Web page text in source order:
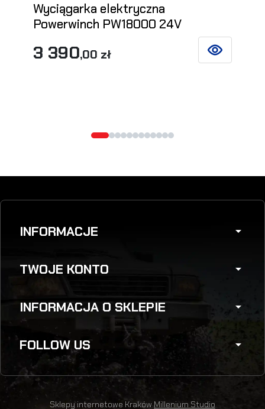
Wyciągarka elektryczna
Powerwinch PW18000 24V
3 390,00 zł ZOBACZ
INFORMACJE arrow_drop_down
TWOJE KONTO arrow_drop_down
INFORMACJA O SKLEPIE arrow_drop_down
FOLLOW US arrow_drop_down
Sklepy internetowe Kraków Millenium Studio